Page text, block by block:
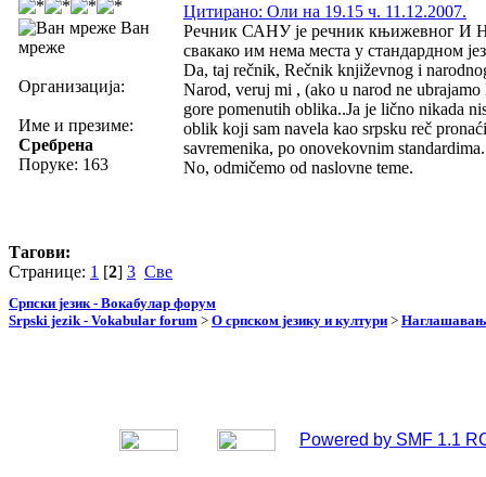
Ван
мреже
Организација:
Име и презиме:
Сребрена
Поруке: 163
Цитирано: Оли на 19.15 ч. 11.12.2007.
Речник САНУ је речник књижевног И
свакако им нема места у стандардном
Da, taj rečnik, Rečnik književnog i
Narod, veruj mi , (ako u narod ne
gore pomenutih oblika..Ja je lično nikada
oblik koji sam navela kao srpsku reč
savremenika, po onovekovnim standardima.
No, odmičemo od naslovne teme.
Тагови:
Странице: 1 [2] 3 Све
Српски језик - Вокабулар форум
Srpski jezik - Vokabular forum > О српском језику и култури >
Powered by SMF 1.1